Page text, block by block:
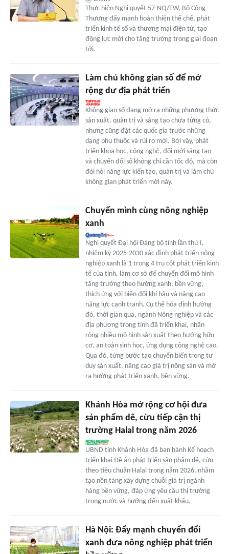
Thực hiện Nghị quyết 57-NQ/TW, Bộ Công
Thương đẩy mạnh hoàn thiện thể chế, phát
triển kinh tế số và thương mại điện tử, tạo
động lực mới cho tăng trưởng trong giai đoạn
tới.
Làm chủ không gian số để mở
rộng dư địa phát triển
Không gian số đang mở ra những phương thức
sản xuất, quản trị và sáng tạo chưa từng có,
nhưng cũng đặt các quốc gia trước những
dạng phụ thuộc và rủi ro mới. Bởi vậy, phát
triển khoa học, công nghệ, đổi mới sáng tạo
và chuyển đổi số không chỉ cần tốc độ, mà còn
đòi hỏi năng lực kiến tạo, quản trị và làm chủ
không gian phát triển mới này.
Chuyển mình cùng nông nghiệp
xanh
Nghị quyết Đại hội Đảng bộ tỉnh lần thứ I,
nhiệm kỳ 2025-2030 xác định phát triển nông
nghiệp xanh là 1 trong 4 trụ cột phát triển kinh
tế của tỉnh, làm cơ sở để chuyển đổi mô hình
tăng trưởng theo hướng xanh, bền vững,
thích ứng với biến đổi khí hậu và nâng cao
năng lực cạnh tranh. Cụ thể hóa định hướng
đó, thời gian qua, ngành Nông nghiệp và các
địa phương trong tỉnh đã triển khai, nhân
rộng nhiều mô hình sản xuất theo hướng hữu
cơ, an toàn sinh học, ứng dụng công nghệ cao.
Qua đó, từng bước tạo chuyển biến trong tư
duy sản xuất, nâng cao giá trị nông sản và mở
ra hướng phát triển xanh, bền vững.
Khánh Hòa mở rộng cơ hội đưa
sản phẩm dê, cừu tiếp cận thị
trường Halal trong năm 2026
UBND tỉnh Khánh Hòa đã ban hành Kế hoạch
triển khai Đề án phát triển sản phẩm dê, cừu
theo tiêu chuẩn Halal trong năm 2026, nhằm
tạo nền tảng xây dựng chuỗi giá trị ngành
hàng bền vững, đáp ứng yêu cầu thị trường
trong nước và hướng đến xuất khẩu.
Hà Nội: Đẩy mạnh chuyển đổi
xanh đưa nông nghiệp phát triển